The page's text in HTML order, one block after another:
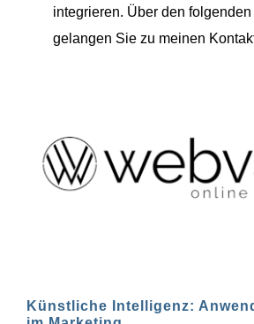
integrieren. Über den folgenden
gelangen Sie zu meinen
Künstliche Intelligenz: